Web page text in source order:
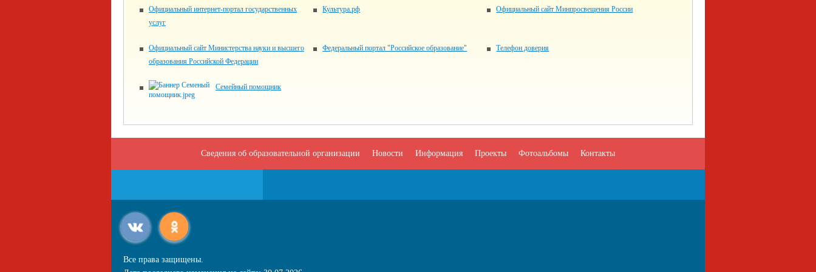
Официальный интернет-портал государственных
услуг
Культура.рф Официальный сайт Минпросвещения России
Официальный сайт Министерства науки и высшего
образования Российской Федерации
Федеральный портал "Российское образование" Телефон доверия
Семейный помощник
Сведения об образовательной организации Новости Информация Проекты Фотоальбомы Контакты
Все права защищены.